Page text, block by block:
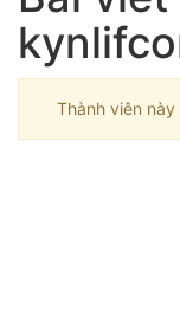
Thành viên